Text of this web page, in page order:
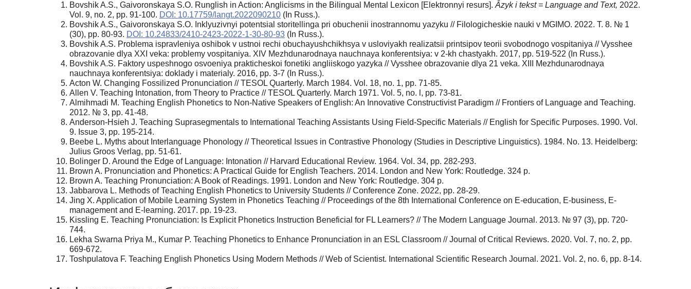
Bovshik A.S., Gaivoronskaya S.O. Runglish in Action: Anglicisms in the Bilingual Mental Lexicon [Elektronnyi resurs]. Âzyk i tekst = Language and Text, 2022.
Vol. 9, no. 2, pp. 91-100. DOI: 10.17759/langt.2022090210 (In Russ.).
Bovshik A.S., Gaivoronskaya S.O. Inklyuzivnyi potentsial storitellinga pri obuchenii inostrannomu yazyku // Filologicheskie nauki v MGIMO. 2022. T. 8. № 1
(30), pp. 80-93. DOI: 10.24833/2410-2423-2022-1-30-80-93 (In Russ.).
Bovshik A.S. Problema ispravleniya oshibok v ustnoi rechi obuchayushchikhsya v usloviyakh realizatsii printsipov teorii svobodnogo vospitaniya // Vysshee
obrazovanie dlya XXI veka: problemy vospitaniya. XIV Mezhdunarodnaya nauchnaya konferentsiya: v 2-kh chastyakh. 2017, pp. 519-522 (In Russ.).
Bovshik A.S. Faktory uspeshnogo osvoeniya prakticheskoi fonetiki angliiskogo yazyka // Vysshee obrazovanie dlya 21 veka. XIII Mezhdunarodnaya
nauchnaya konferentsiya: doklady i materialy. 2016, pp. 3-7 (In Russ.).
Acton W. Changing Fossilized Pronunciation // TESOL Quarterly. March 1984. Vol. 18, no. 1, pp. 71-85.
Allen V. Teaching Intonation, from Theory to Practice // TESOL Quarterly. March 1971. Vol. 5, no. l, pp. 73-81.
Almihmadi M. Teaching English Phonetics to Non-Native Speakers of English: An Innovative Constructivist Paradigm // Frontiers of Language and Teaching.
2012. № 3, pp. 41-48.
Anderson-Hsieh J. Teaching Suprasegmentals to International Teaching Assistants Using Field-Specific Materials // English for Specific Purposes. 1990. Vol.
9. Issue 3, pp. 195-214.
Beebe L. Myths about Interlanguage Phonology // Theoretical Issues in Contrastive Phonology (Studies in Descriptive Linguistics). 1984. No. 13. Heidelberg:
Julius Groos Verlag, pp. 51-61.
Bolinger D. Around the Edge of Language: Intonation // Harvard Educational Review. 1964. Vol. 34, pp. 282-293.
Brown A. Pronunciation and Phonetics: A Practical Guide for English Teachers. 2014. London and New York: Routledge. 324 p.
Brown A. Teaching Pronunciation: A Book of Readings. 1991. London and New York: Routledge. 304 p.
Jabbarova L. Methods of Teaching English Phonetics to University Students // Conference Zone. 2022, pp. 28-29.
Jing X. Application of Mobile Learning System in Phonetics Teaching // Proceedings of the 8th International Conference on E-education, E-business, E-
management and E-learning. 2017. pp. 19-23.
Kissling E. Teaching Pronunciation: Is Explicit Phonetics Instruction Beneficial for FL Learners? // The Modern Language Journal. 2013. № 97 (3), pp. 720-
744.
Lekha Swarna Priya M., Kumar P. Teaching Phonetics to Enhance Pronunciation in an ESL Classroom // Journal of Critical Reviews. 2020. Vol. 7, no. 2, pp.
669-672.
Toshpulatova F. Teaching English Phonetics Using Modern Methods // Web of Scientist. International Scientific Research Journal. 2021. Vol. 2, no. 6, pp. 8-14.